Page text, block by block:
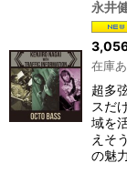
永井
在庫
超多
スだ
域を
えそ
の魅